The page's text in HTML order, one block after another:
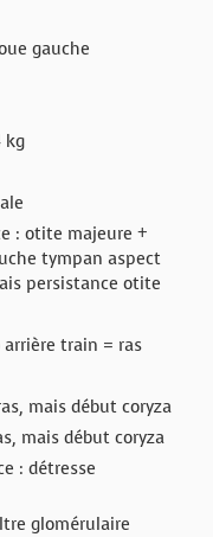
gauche
kg
: otite majeure +
tympan aspect
persistance otite
arrière train = ras
mais début coryza
mais début coryza
: détresse
glomérulaire